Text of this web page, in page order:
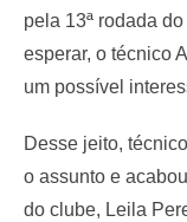
pela 13ª rodada
esperar, o técnico
um possível
Desse jeito,
o assunto e
do clube, Leila